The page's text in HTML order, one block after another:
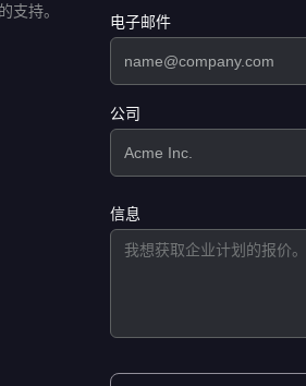
支持。
电子邮件
公司
信息